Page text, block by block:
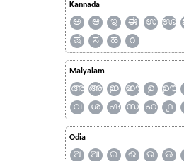
Kannada
ಅ ಆ ಇ ಈ ಉ ಊ
ಷ
ಸ ಹ ೧
Malyalam
അ ആ ഇ ഈ ഉ ഊ
വ
ശ ഷ സ ഹ ൧
Odia
ଅ ଆ ଇ ଈ ଉ ଊ